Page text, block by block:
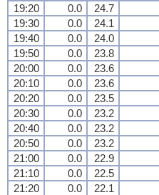
19:20
0.0 24.7
19:30
0.0 24.1
19:40
0.0 24.0
19:50
0.0 23.8
20:00
0.0 23.6
20:10
0.0 23.6
20:20
0.0 23.5
20:30
0.0 23.2
20:40
0.0 23.2
20:50
0.0 23.2
21:00
0.0 22.9
21:10
0.0 22.5
21:20
0.0 22.1